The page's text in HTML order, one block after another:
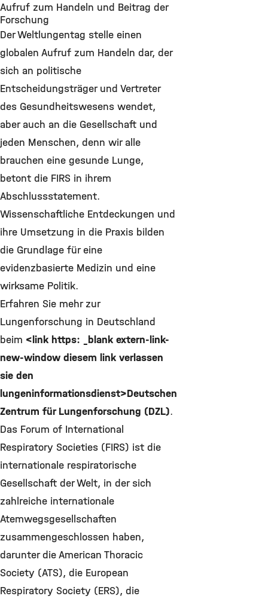
Aufruf zum Handeln und Beitrag der
Forschung
Der Weltlungentag stelle einen
globalen Aufruf zum Handeln dar, der
sich an politische
Entscheidungsträger und Vertreter
des Gesundheitswesens wendet,
aber auch an die Gesellschaft und
jeden Menschen, denn wir alle
brauchen eine gesunde Lunge,
betont die FIRS in ihrem
Abschlussstatement.
Wissenschaftliche Entdeckungen und
ihre Umsetzung in die Praxis bilden
die Grundlage für eine
evidenzbasierte Medizin und eine
wirksame Politik.
Erfahren Sie mehr zur
Lungenforschung in Deutschland
beim <link https: _blank extern-link-
new-window diesem link verlassen
sie den
lungeninformationsdienst>Deutschen
Zentrum für Lungenforschung (DZL).
Das Forum of International
Respiratory Societies (FIRS) ist die
internationale respiratorische
Gesellschaft der Welt, in der sich
zahlreiche internationale
Atemwegsgesellschaften
zusammengeschlossen haben,
darunter die American Thoracic
Society (ATS), die European
Respiratory Society (ERS), die